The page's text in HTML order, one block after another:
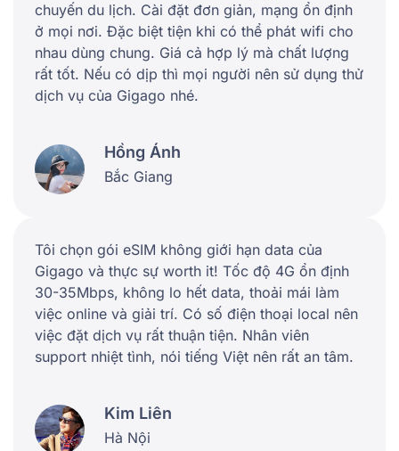
chuyến du lịch. Cài đặt đơn giản, mạng ổn định
ở mọi nơi. Đặc biệt tiện khi có thể phát wifi cho
nhau dùng chung. Giá cả hợp lý mà chất lượng
rất tốt. Nếu có dịp thì mọi người nên sử dụng thử
dịch vụ của Gigago nhé.
Hồng Ánh
Bắc Giang
Tôi chọn gói eSIM không giới hạn data của
Gigago và thực sự worth it! Tốc độ 4G ổn định
30-35Mbps, không lo hết data, thoải mái làm
việc online và giải trí. Có số điện thoại local nên
việc đặt dịch vụ rất thuận tiện. Nhân viên
support nhiệt tình, nói tiếng Việt nên rất an tâm.
Kim Liên
Hà Nội